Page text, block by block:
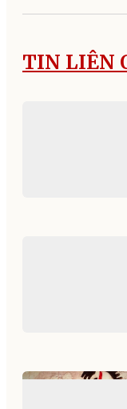
TIN LIÊN